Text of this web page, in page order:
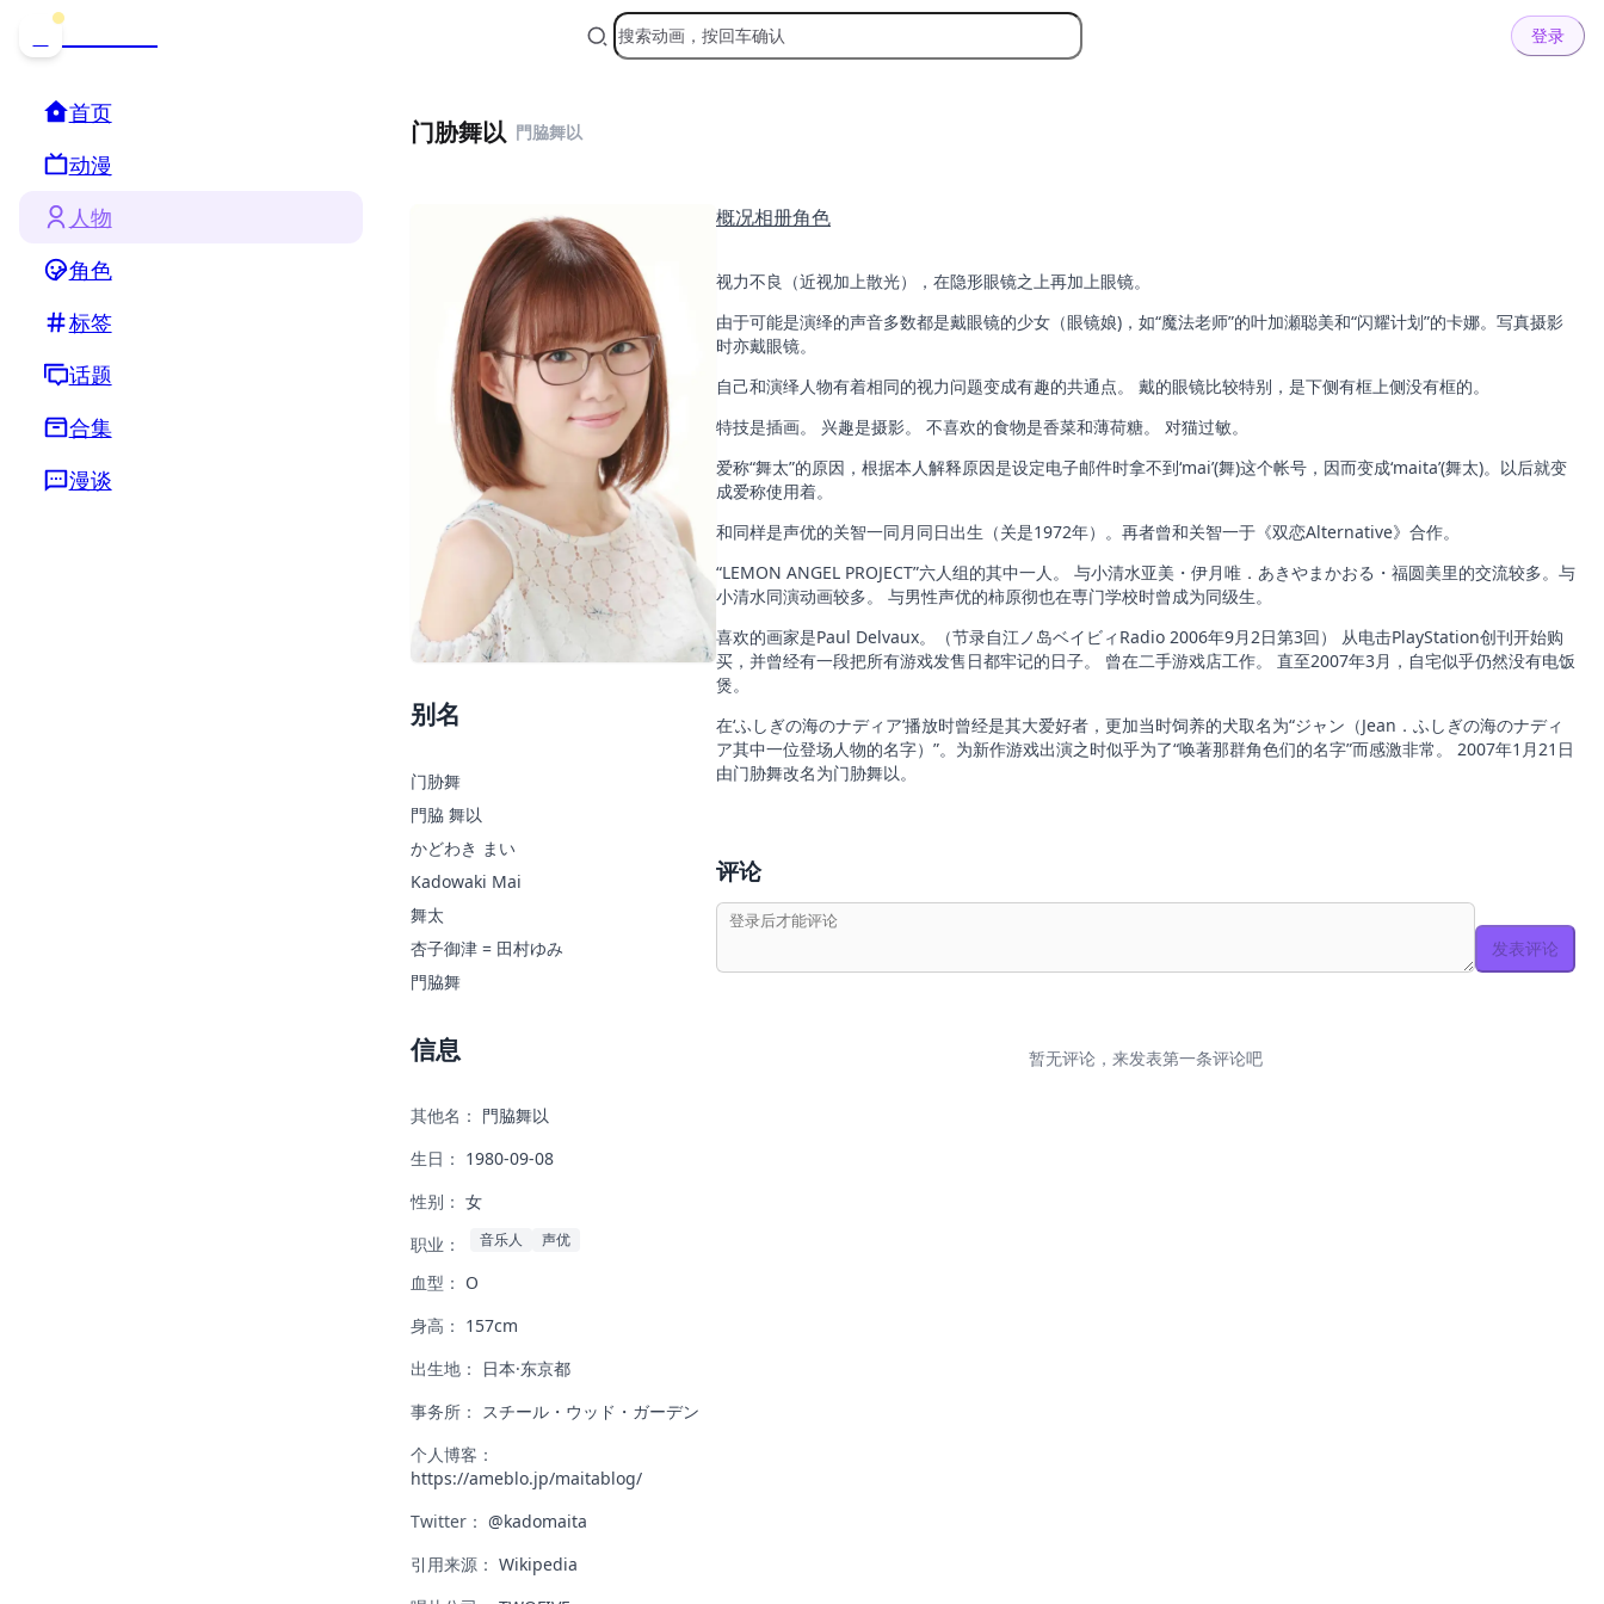
登录
首页
动漫
人物
角色
标签
话题
合集
漫谈
门胁舞以 門脇舞以
别名
门胁舞
門脇 舞以
かどわき まい
Kadowaki Mai
舞太
杏子御津 = 田村ゆみ
門脇舞
信息
其他名： 門脇舞以
生日： 1980-09-08
性别： 女
职业：
音乐人 声优
血型： O
身高： 157cm
出生地：
日本·东京都
事务所： スチール・ウッド・ガーデン
个人博客：
https://ameblo.jp/maitablog/
Twitter： @kadomaita
引用来源： Wikipedia
概况相册角色
视力不良（近视加上散光），在隐形眼镜之上再加上眼镜。
由于可能是演绎的声音多数都是戴眼镜的少女（眼镜娘)，如“魔法老师”的叶加瀬聪美和“闪耀计划”的卡娜。写真摄影
时亦戴眼镜。
自己和演绎人物有着相同的视力问题变成有趣的共通点。 戴的眼镜比较特别，是下侧有框上侧没有框的。
特技是插画。 兴趣是摄影。 不喜欢的食物是香菜和薄荷糖。 对猫过敏。
爱称“舞太”的原因，根据本人解释原因是设定电子邮件时拿不到‘mai’(舞)这个帐号，因而变成‘maita’(舞太)。以后就变
成爱称使用着。
和同样是声优的关智一同月同日出生（关是1972年）。再者曾和关智一于《双恋Alternative》合作。
“LEMON ANGEL PROJECT”六人组的其中一人。 与小清水亚美・伊月唯．あきやまかおる・福圆美里的交流较多。与
小清水同演动画较多。 与男性声优的柿原彻也在専门学校时曾成为同级生。
喜欢的画家是Paul Delvaux。（节录自江ノ岛ベイビィRadio 2006年9月2日第3回） 从电击PlayStation创刊开始购
买，并曾经有一段把所有游戏发售日都牢记的日子。 曾在二手游戏店工作。 直至2007年3月，自宅似乎仍然没有电饭
煲。
在‘ふしぎの海のナディア’播放时曾经是其大爱好者，更加当时饲养的犬取名为“ジャン（Jean．ふしぎの海のナディ
ア其中一位登场人物的名字）”。为新作游戏出演之时似乎为了“唤著那群角色们的名字”而感激非常。 2007年1月21日
由门胁舞改名为门胁舞以。
评论
发表评论
暂无评论，来发表第一条评论吧